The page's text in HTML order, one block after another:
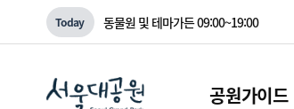
Today 동물원 및 테마가든09:00~19:00
공원가이드